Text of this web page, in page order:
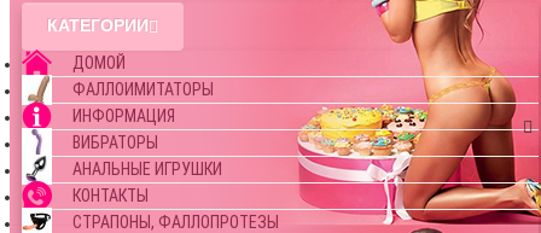
КАТЕГОРИИ
ДОМОЙ
ФАЛЛОИМИТАТОРЫ
ИНФОРМАЦИЯ
ВИБРАТОРЫ
АНАЛЬНЫЕ ИГРУШКИ
КОНТАКТЫ
СТРАПОНЫ, ФАЛЛОПРОТЕЗЫ